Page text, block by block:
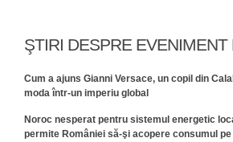
ŞTIRI DESPRE EVENIMENT
Cum a ajuns Gianni Versace, un copil din
moda într-un imperiu global
Noroc nesperat pentru sistemul energetic
permite României să-şi acopere consumul